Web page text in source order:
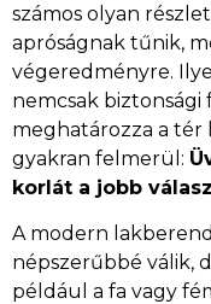
számos olyan
apróságnak tűnik,
végeredményre.
nemcsak
meghatározza a tér
gyakran felmerül:
korlát a jobb
A modern
népszerűbbé válik,
például a fa vagy